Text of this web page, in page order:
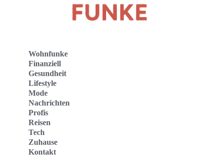
Wohnfunke
Finanziell
Gesundheit
Lifestyle
Mode
Nachrichten
Profis
Reisen
Tech
Zuhause
Kontakt